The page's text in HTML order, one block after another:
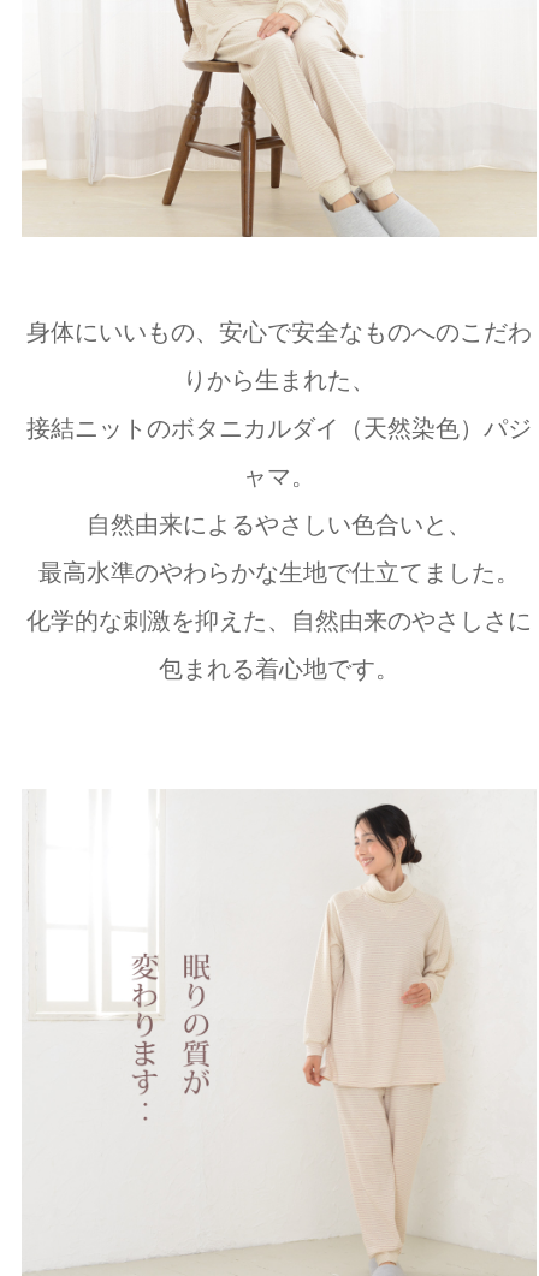
身体にいいもの、安心で安全なものへのこだわ
りから生まれた、
接結ニットのボタニカルダイ（天然染色）パジ
ャマ。
自然由来によるやさしい色合いと、
最高水準のやわらかな生地で仕立てました。
化学的な刺激を抑えた、自然由来のやさしさに
包まれる着心地です。